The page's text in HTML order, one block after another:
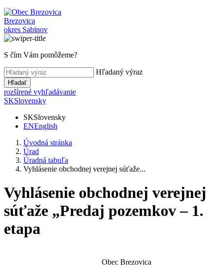
Brezovica
okres Sabinov
S čím Vám pomôžeme?
Hľadaný výraz
Hľadať
rozšírené vyhľadávanie
SKSlovensky
SKSlovensky
ENEnglish
Úvodná stránka
Úrad
Úradná tabuľa
Vyhlásenie obchodnej verejnej súťaže...
Vyhlásenie obchodnej verejnej
súťaže „Predaj pozemkov – 1.
etapa
Obec Brezovica